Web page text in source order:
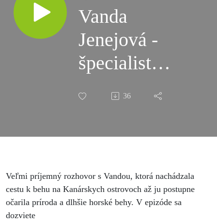
Vanda
Jenejová -
špecialistka
žijúca v
36
Veľmi príjemný rozhovor s Vandou, ktorá nachádzala
cestu k behu na Kanárskych ostrovoch až ju postupne
očarila príroda a dlhšie horské behy. V epizóde sa
dozviete